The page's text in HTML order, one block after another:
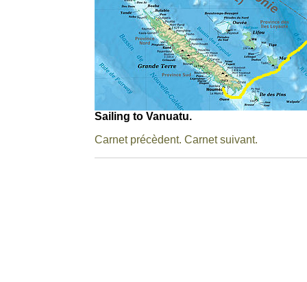
Sailing to Vanuatu.
Carnet précèdent. Carnet suivant.